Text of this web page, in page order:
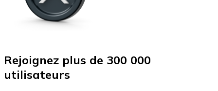
Rejoignez plus de 300 000
utilisateurs